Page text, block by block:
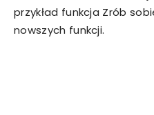
przykład funkcja Zrób
nowszych funkcji.